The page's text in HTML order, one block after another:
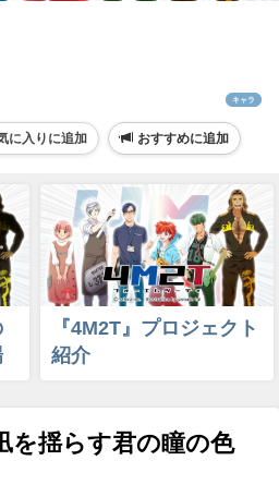
キャラ
おすすめに追加
『4M2T』プロジェクト
紹介
を揺らす君の瞳の色